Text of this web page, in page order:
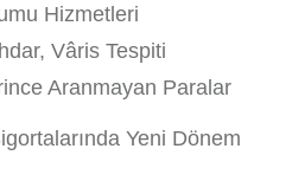
Hizmetleri
Vâris Tespiti
Aranmayan Paralar
Yeni Dönem